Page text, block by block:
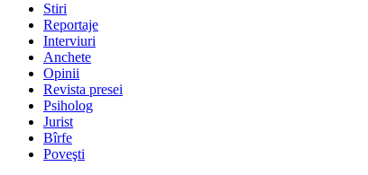
Stiri
Reportaje
Interviuri
Anchete
Opinii
Revista presei
Psiholog
Jurist
Bîrfe
Poveşti